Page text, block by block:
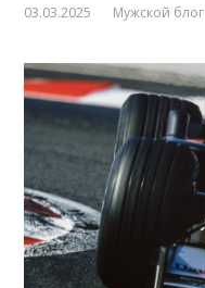
03.03.2025 Мужской блог